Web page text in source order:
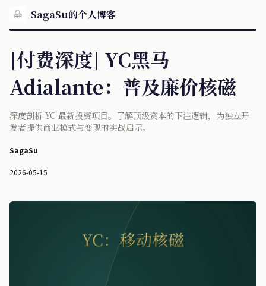
SagaSu的个人博客
[付费深度] YC黑马
Adialante：普及廉价核磁
深度剖析 YC 最新投资项目。了解顶级资本的下注逻辑，为独立开
发者提供商业模式与变现的实战启示。
SagaSu
2026-05-15